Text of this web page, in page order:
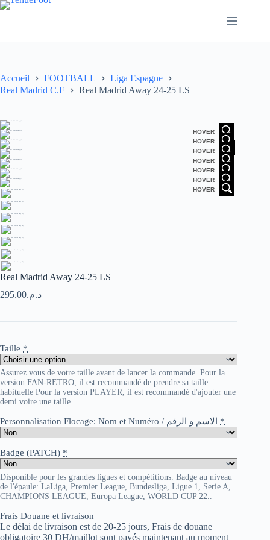
Passer
Accueil FOOTBALL
Liga Espagne
Real Madrid C.F
Real Madrid Away 24-25 LS
HOVER
HOVER
HOVER
HOVER
HOVER
HOVER
HOVER
Real Madrid Away 24-25 LS
د.م.295.00
Taille *
Assurez vous de votre taille avant de lancer la commande. Pour la
version FAN-RETRO, il est recommandé de prendre sa taille
habituelle Pour la version PLAYER, il est recommandé d'ajouter une
demi voire une taille.
Personnalisation Flocage: Nom et Numéro / الاسم و الرقم *
Badge (PATCH) *
Disponible pour les grandes ligues et compétitions. Badge au niveau
de l'épaule: LaLiga, Premier League, Bundesliga, Ligue 1, Serie A,
CHAMPIONS LEAGUE, Europa League, WORLD CUP 22..
Frais Douane et livraison
Le délai de livraison est de 20-25 jours, Frais de douane
obligatoire 30 DH/maillot sont payés maintenant au moment